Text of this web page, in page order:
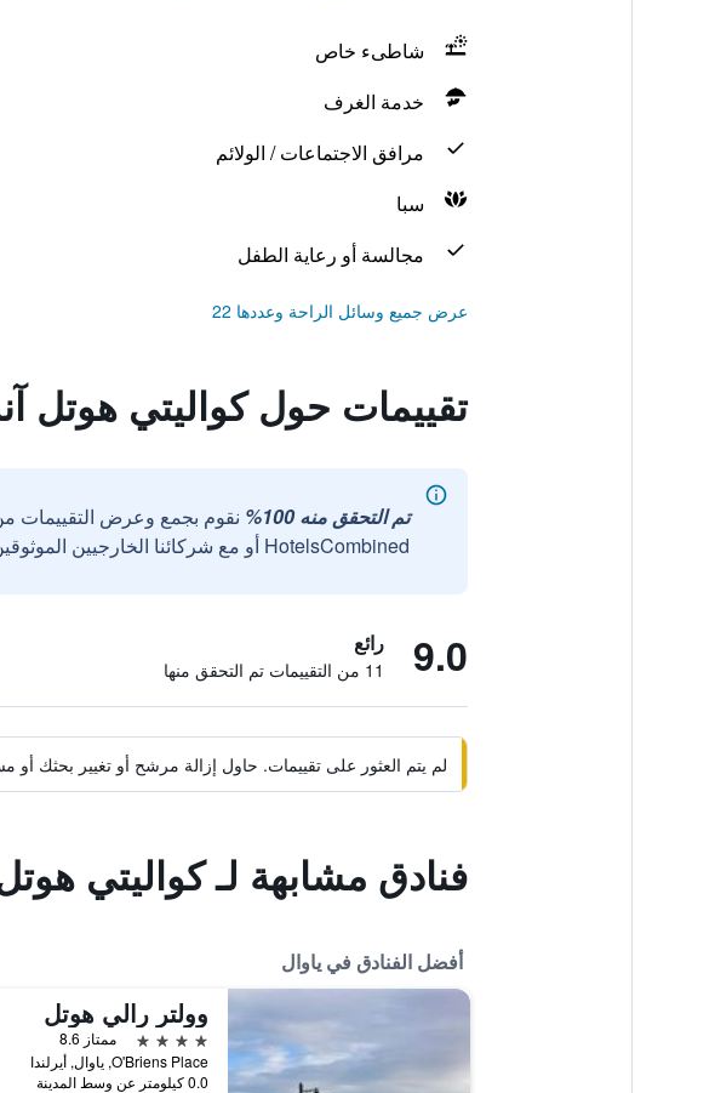
شاطىء خاص
خدمة الغرف
مرافق الاجتماعات / الولائم
سبا
مجالسة أو رعاية الطفل
عرض جميع وسائل الراحة وعددها 22
تقييمات حول كواليتي هوتل
تم التحقق منه 100%
نقوم بجمع وعرض التقييمات
HotelsCombined أو مع شركائنا الخارجيين الموثوقين.
9.0 رائع
11 من التقييمات تم التحقق منها
لم يتم العثور على تقييمات. حاول إزالة مرشح أو تغيير بحثك
فنادق مشابهة لـ كواليتي
أفضل الفنادق في ياوال
وولتر رالي هوتل
4 نجوم
ممتاز 8.6
O'Briens Place, ياوال, أيرلندا
0.0 كيلومتر عن وسط المدينة